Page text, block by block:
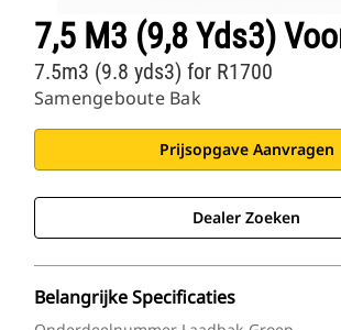
7,5 M3 (9,8 Yds3)
Samengeboute Bak
7.5m3 (9.8 yds3) for R1700
Prijsopgave Aanvragen
Dealer Zoeken
Belangrijke Specificaties